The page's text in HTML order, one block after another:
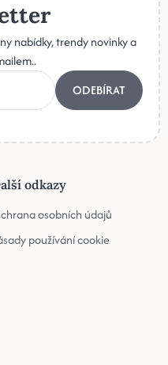
nabídky, trendy novinky a
ODEBÍRAT
odkazy
osobních údajů
používání cookie